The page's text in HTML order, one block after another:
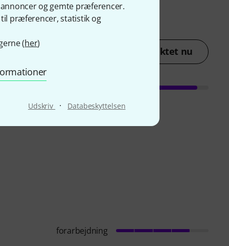
og gemte præferencer.
til præferencer, statistik og
(her)
Udskriv · Databeskyttelsen
lav en vurdering af produktet nu
forarbejdning